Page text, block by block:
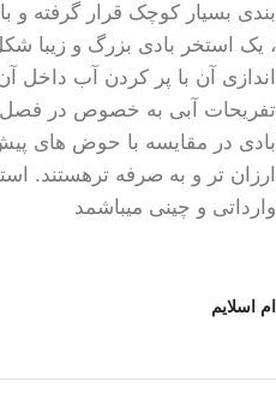
بندی بسیار کوچک قرار گرفته و
، یک استخر بادی بزرگ و زیبا
اندازی آن با پر کردن آب داخل
تفریحات آبی به خصوص در فصل
بادی در مقایسه با حوض های
ارزان تر و به صرفه ترهستند.
وارداتی و چینی میباشمد
ام اسلایم